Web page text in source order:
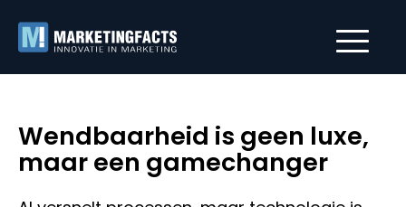
Wendbaarheid is geen luxe,
maar een gamechanger